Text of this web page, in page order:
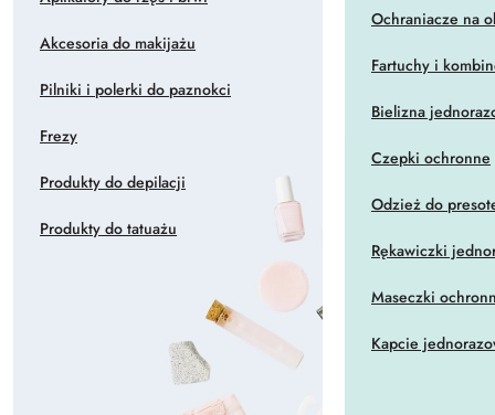
Akcesoria do makijażu
Pilniki i polerki do paznokci
Frezy
Produkty do depilacji
Produkty do tatuażu
Ochraniacze na
Fartuchy i
Bielizna
Czepki ochronne
Odzież do
Rękawiczki
Maseczki
Kapcie